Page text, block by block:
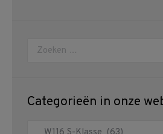
Zoeken:
Categorieën in onze